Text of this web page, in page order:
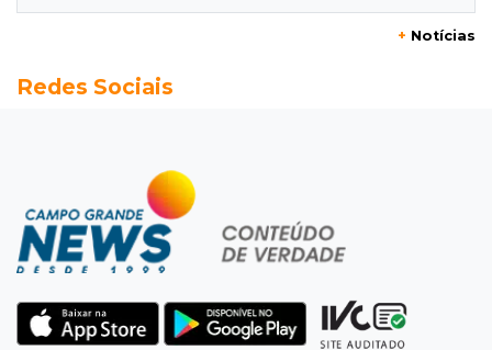
Semana vai começar com 909 novas
Flagrante
Motorista atinge carro parado, perde
retrovisor e foge no Jardim Antártica
“Sinto que ela está por perto”, diz mãe de
bebê desaparecida
+ Notícias
Redes Sociais